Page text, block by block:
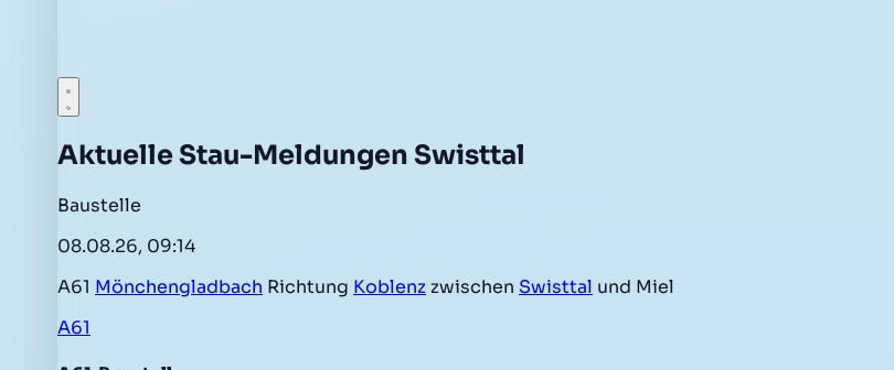
Aktuelle Stau-Meldungen Swisttal
Baustelle
08.08.26, 09:14
A61 Mönchengladbach Richtung Koblenz zwischen Swisttal und Miel
A61